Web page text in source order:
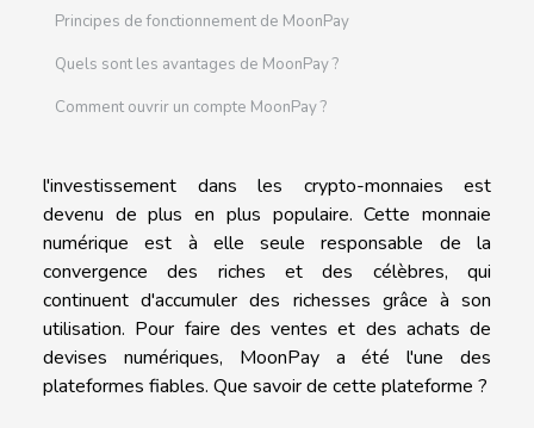
Principes de fonctionnement de MoonPay
Quels sont les avantages de MoonPay ?
Comment ouvrir un compte MoonPay ?
l'investissement dans les crypto-monnaies est
devenu de plus en plus populaire. Cette monnaie
numérique est à elle seule responsable de la
convergence des riches et des célèbres, qui
continuent d'accumuler des richesses grâce à son
utilisation. Pour faire des ventes et des achats de
devises numériques, MoonPay a été l'une des
plateformes fiables. Que savoir de cette plateforme ?